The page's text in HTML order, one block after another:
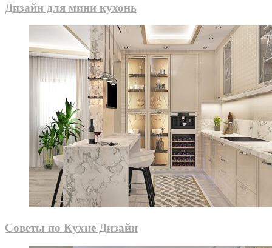
Дизайн для мини кухонь
Советы по Кухне Дизайн